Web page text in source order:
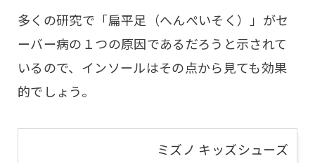
多くの研究で「扁平足（へんぺいそく）」がセ
ーバー病の１つの原因であるだろうと示されて
いるので、インソールはその点から見ても効果
的でしょう。
ミズノ キッズシューズ